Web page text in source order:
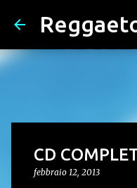
CD
febbraio 12, 2013